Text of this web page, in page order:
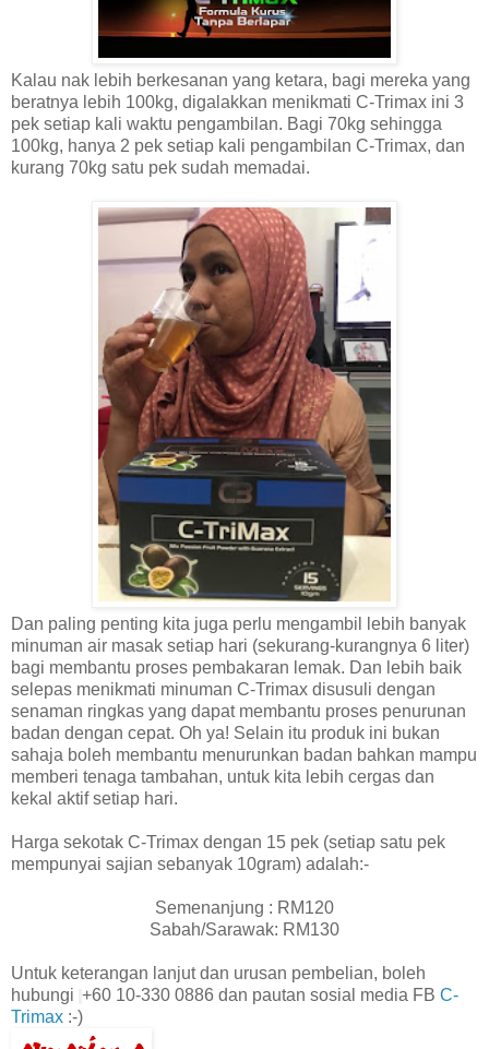
Kalau nak lebih berkesanan yang ketara, bagi mereka yang
beratnya lebih 100kg, digalakkan menikmati C-Trimax ini 3
pek setiap kali waktu pengambilan. Bagi 70kg sehingga
100kg, hanya 2 pek setiap kali pengambilan C-Trimax, dan
kurang 70kg satu pek sudah memadai.
Dan paling penting kita juga perlu mengambil lebih banyak
minuman air masak setiap hari (sekurang-kurangnya 6 liter)
bagi membantu proses pembakaran lemak. Dan lebih baik
selepas menikmati minuman C-Trimax disusuli dengan
senaman ringkas yang dapat membantu proses penurunan
badan dengan cepat. Oh ya! Selain itu produk ini bukan
sahaja boleh membantu menurunkan badan bahkan mampu
memberi tenaga tambahan, untuk kita lebih cergas dan
kekal aktif setiap hari.
Harga sekotak C-Trimax dengan 15 pek (setiap satu pek
mempunyai sajian sebanyak 10gram) adalah:-
Semenanjung : RM120
Sabah/Sarawak: RM130
Untuk keterangan lanjut dan urusan pembelian, boleh
hubungi +60 10-330 0886 dan pautan sosial media FB C-
Trimax :-)